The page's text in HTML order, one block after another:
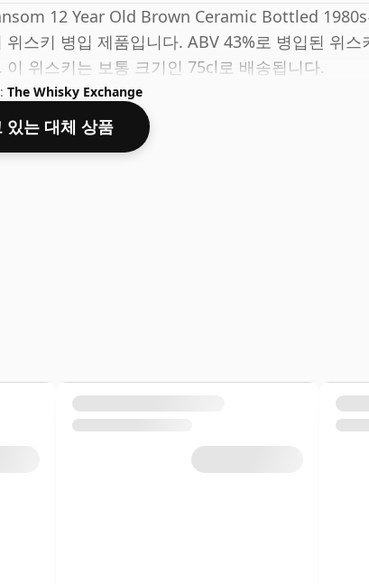
12 Year Old Brown Ceramic Bottled
위스키 병입 제품입니다. ABV 43%로 병입된 위
이 위스키는 보통 크기인 75cl로 배송됩니다.
The Whisky Exchange
있는 대체 상품